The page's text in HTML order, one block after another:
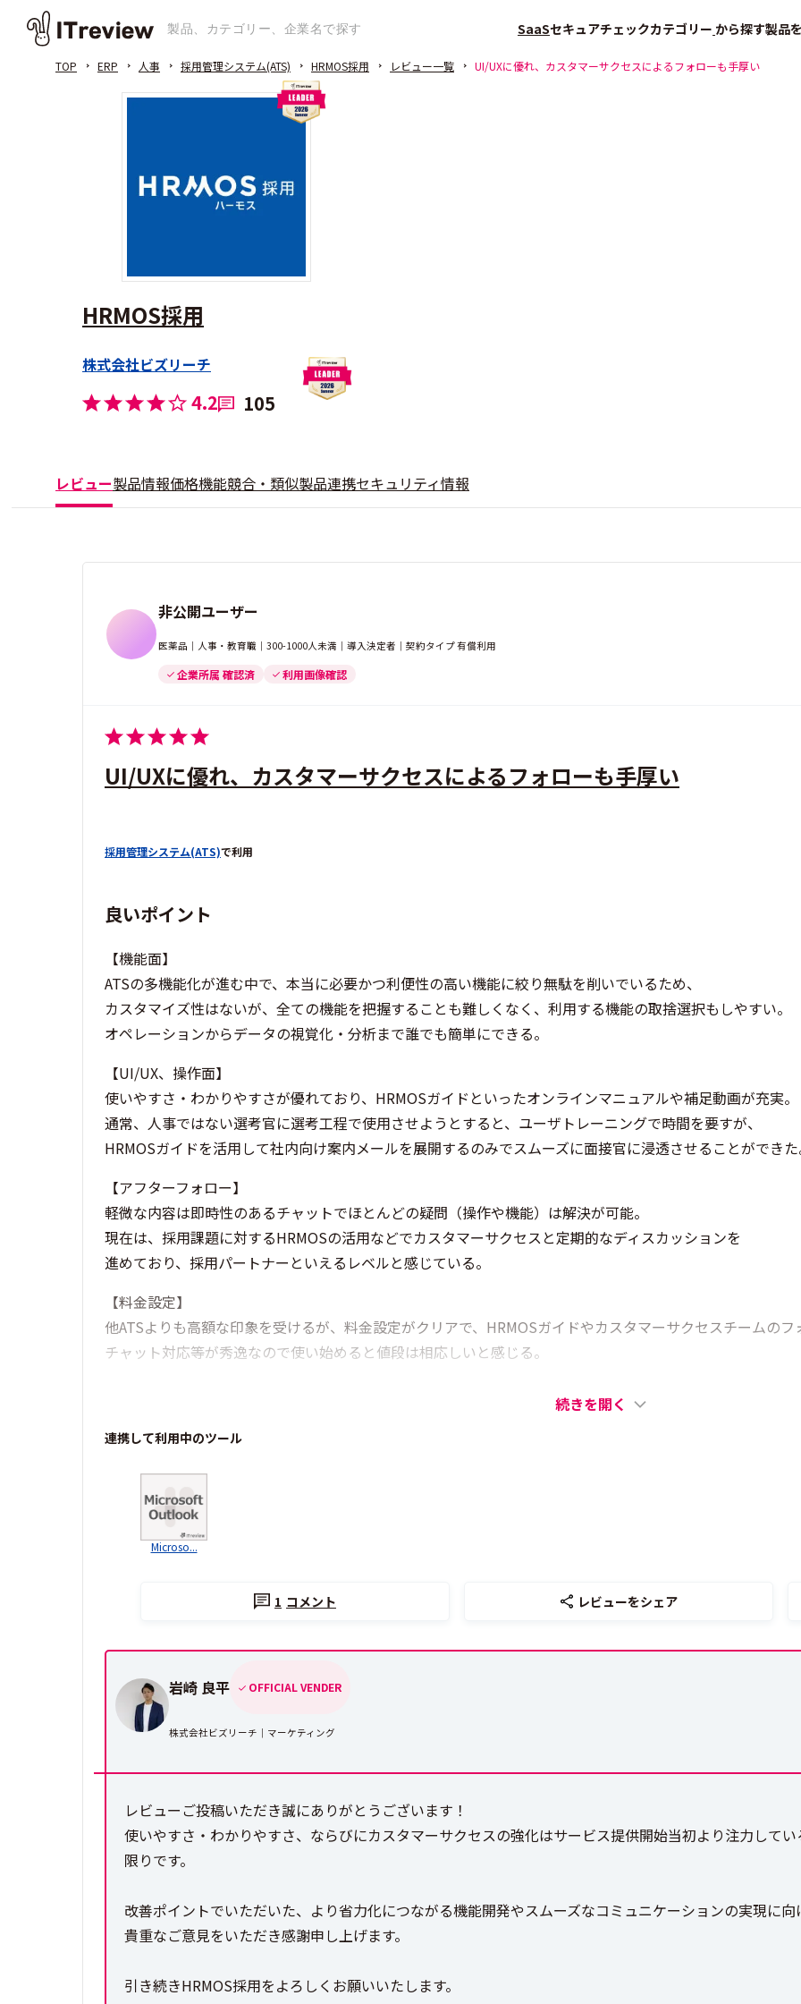
SaaSセキュアチェックカテゴリー から探す製品
TOP ERP 人事 採用管理システム(ATS) HRMOS採用 レビュー一覧 UI/UXに優れ、カスタマーサクセスによるフォローも手厚い
HRMOS採用
株式会社ビズリーチ
4.2 105
レビュー製品情報価格機能競合・類似製品連携セキュリティ情報
非公開ユーザー
医薬品｜人事・教育職｜300-1000人未満｜導入決定者｜契約タイプ 有償利用
企業所属 確認済 利用画像確認
UI/UXに優れ、カスタマーサクセスによるフォローも手厚い
採用管理システム(ATS)で利用
良いポイント
【機能面】
ATSの多機能化が進む中で、本当に必要かつ利便性の高い機能に絞り無駄を削いでいるため、
カスタマイズ性はないが、全ての機能を把握することも難しくなく、利用する機能の取捨選択もしやすい。
オペレーションからデータの視覚化・分析まで誰でも簡単にできる。
【UI/UX、操作面】
使いやすさ・わかりやすさが優れており、HRMOSガイドといったオンラインマニュアルや補足動画が充実。
通常、人事ではない選考官に選考工程で使用させようとすると、ユーザトレーニングで時間を要すが、
HRMOSガイドを活用して社内向け案内メールを展開するのみでスムーズに面接官に浸透させることができ
【アフターフォロー】
軽微な内容は即時性のあるチャットでほとんどの疑問（操作や機能）は解決が可能。
現在は、採用課題に対するHRMOSの活用などでカスタマーサクセスと定期的なディスカッションを
進めており、採用パートナーといえるレベルと感じている。
【料金設定】
他ATSよりも高額な印象を受けるが、料金設定がクリアで、HRMOSガイドやカスタマーサクセスチームのフ
チャット対応等が秀逸なので使い始めると値段は相応しいと感じる。
続きを開く
連携して利用中のツール
Microso...
1 コメント レビューをシェア
岩崎 良平 OFFICIAL VENDER
株式会社ビズリーチ｜マーケティング
レビューご投稿いただき誠にありがとうございます！
使いやすさ・わかりやすさ、ならびにカスタマーサクセスの強化はサービス提供開始当初より注力して
限りです。
改善ポイントでいただいた、より省力化につながる機能開発やスムーズなコミュニケーションの実現に
貴重なご意見をいただき感謝申し上げます。
引き続きHRMOS採用をよろしくお願いいたします。